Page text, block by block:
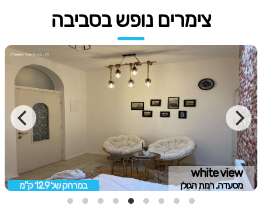
צימרים נופש בסביבה
white view
מסעדה, רמת הגולן במרחק של12.9 ק"מ